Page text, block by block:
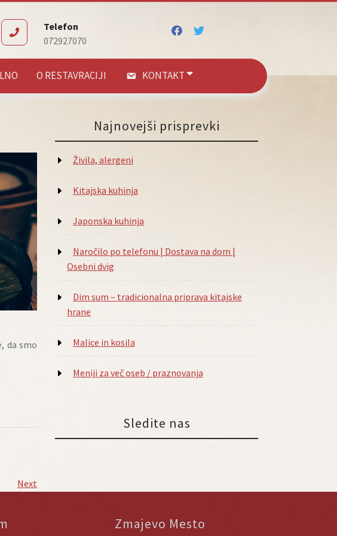
Telefon
072927070
O RESTAVRACIJI KONTAKT
da smo
Next
Next
Najnovejši prisprevki
Živila, alergeni
Kitajska kuhinja
Japonska kuhinja
Naročilo po telefonu | Dostava na dom |
Osebni dvig
Dim sum – tradicionalna priprava kitajske
hrane
Malice in kosila
Meniji za več oseb / praznovanja
Sledite nas
Zmajevo Mesto